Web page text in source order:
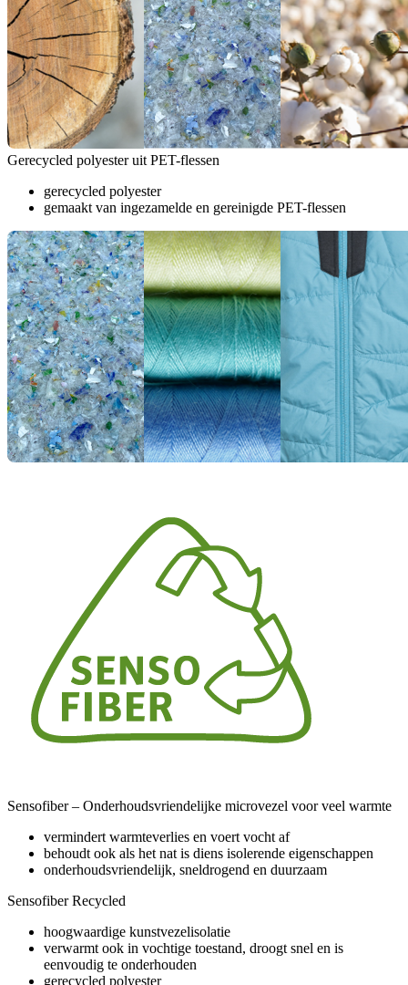
Gerecycled polyester uit PET-flessen
gerecycled polyester
gemaakt van ingezamelde en gereinigde PET-flessen
Sensofiber – Onderhoudsvriendelijke microvezel voor veel warmte
vermindert warmteverlies en voert vocht af
behoudt ook als het nat is diens isolerende eigenschappen
onderhoudsvriendelijk, sneldrogend en duurzaam
Sensofiber Recycled
hoogwaardige kunstvezelisolatie
verwarmt ook in vochtige toestand, droogt snel en is
eenvoudig te onderhouden
gerecycled polyester